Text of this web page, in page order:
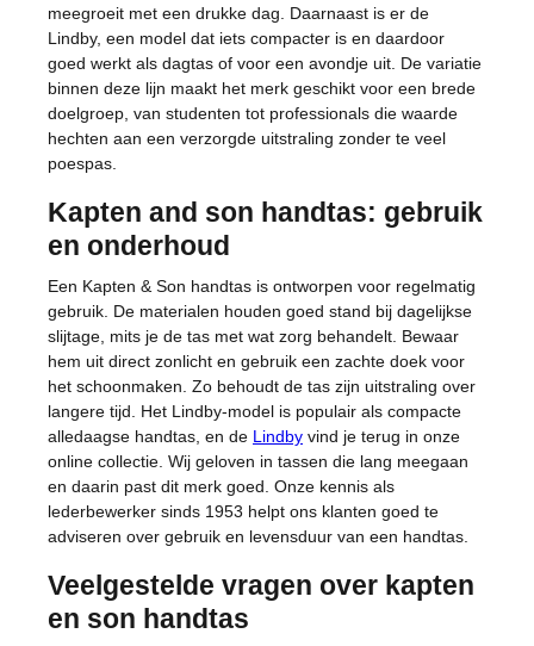
meegroeit met een drukke dag. Daarnaast is er de
Lindby, een model dat iets compacter is en daardoor
goed werkt als dagtas of voor een avondje uit. De variatie
binnen deze lijn maakt het merk geschikt voor een brede
doelgroep, van studenten tot professionals die waarde
hechten aan een verzorgde uitstraling zonder te veel
poespas.
Kapten and son handtas: gebruik
en onderhoud
Een Kapten & Son handtas is ontworpen voor regelmatig
gebruik. De materialen houden goed stand bij dagelijkse
slijtage, mits je de tas met wat zorg behandelt. Bewaar
hem uit direct zonlicht en gebruik een zachte doek voor
het schoonmaken. Zo behoudt de tas zijn uitstraling over
langere tijd. Het Lindby-model is populair als compacte
alledaagse handtas, en de Lindby vind je terug in onze
online collectie. Wij geloven in tassen die lang meegaan
en daarin past dit merk goed. Onze kennis als
lederbewerker sinds 1953 helpt ons klanten goed te
adviseren over gebruik en levensduur van een handtas.
Veelgestelde vragen over kapten
en son handtas